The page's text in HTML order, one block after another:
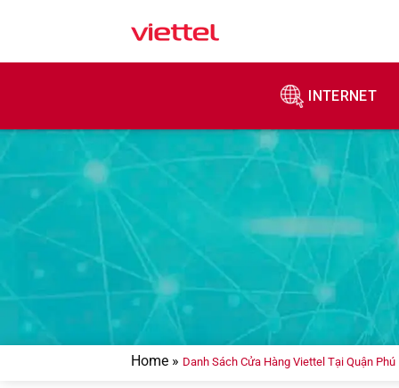
INTERNET
Home » Danh Sách Cửa Hàng Viettel Tại Quận Phú